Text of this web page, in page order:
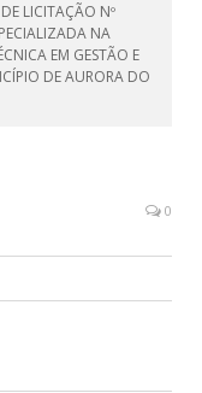
LICITAÇÃO Nº
NA
EM GESTÃO E
DE AURORA DO
0